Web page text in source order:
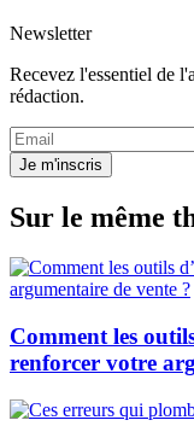
Newsletter
Recevez l'essentiel de
rédaction.
Je m'inscris
Sur le même
Comment les
renforcer votre